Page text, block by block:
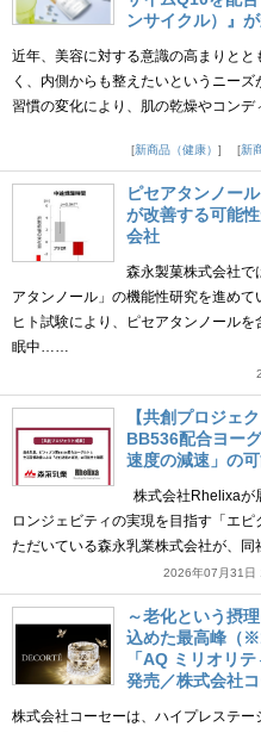
ンサイクル）』
近年、美容に対する意識の高まりと
く、内側からも整えたいというニー
習慣の変化により、肌の乾燥やコン
新商品（健康）
新
ピセアタンノー
が改善する可能
会社
森永製菓株式会社で
アタンノール」の機能性研究を進め
ヒト試験により、ピセアタンノール
眠中……
【共創プロジェ
BB536配合ヨー
速度の減速」の
株式会社Rhelixaが
ロンジェビティの実現を目指す「エ
ただいている森永乳業株式会社が、
2026年07月31日
～老化という摂
込めた最高峰（
「AQ ミリオリ
発売／株式会社
株式会社コーセーは、ハイプレステ